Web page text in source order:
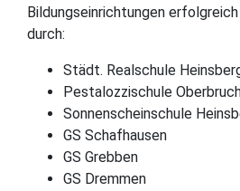
Bildungseinrichtungen
durch:
Städt. Realschule
Pestalozzischule
Sonnenscheinschule
GS Schafhausen
GS Grebben
GS Dremmen